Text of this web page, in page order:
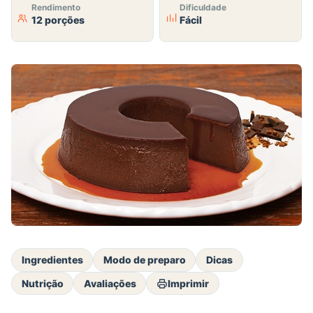
Rendimento
12 porções
Dificuldade
Fácil
Ingredientes Modo de preparo
Dicas
Nutrição
Avaliações Imprimir